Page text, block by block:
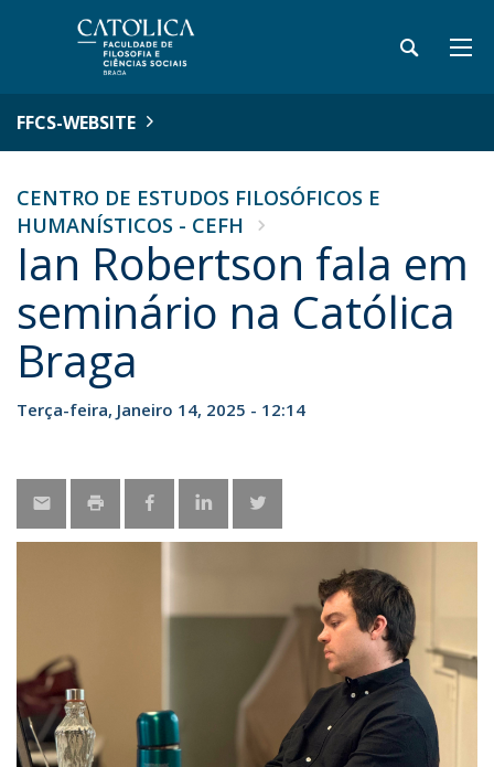
FFCS-WEBSITE
CENTRO DE ESTUDOS FILOSÓFICOS E
HUMANÍSTICOS - CEFH
Ian Robertson fala em
seminário na Católica
Braga
Terça-feira, Janeiro 14, 2025 - 12:14